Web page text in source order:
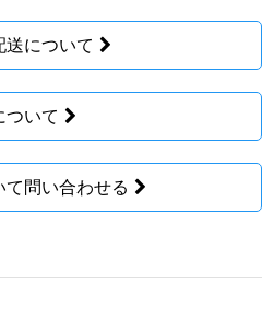
送について
ついて
て問い合わせる